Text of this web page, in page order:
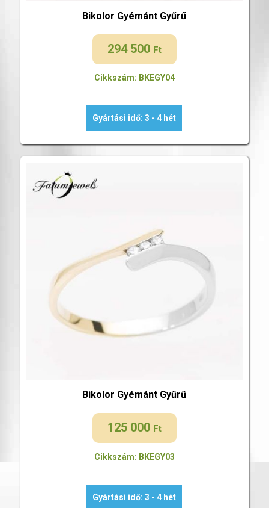
Bikolor Gyémánt Gyűrű
294 500 Ft
Cikkszám: BKEGY04
Gyártási idő: 3 - 4 hét
Bikolor Gyémánt Gyűrű
125 000 Ft
Cikkszám: BKEGY03
Gyártási idő: 3 - 4 hét